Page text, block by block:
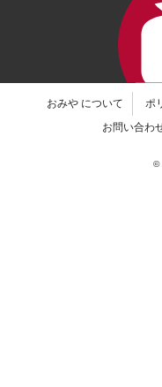
おみや について ポ
お問い合わ
©